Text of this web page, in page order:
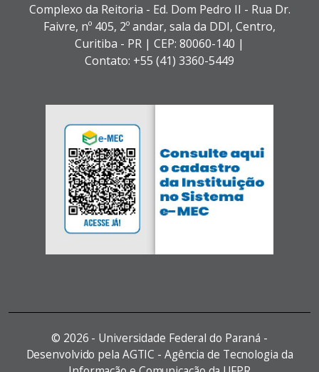
Complexo da Reitoria - Ed. Dom Pedro II - Rua Dr.
Faivre, nº 405, 2º andar, sala da DDI, Centro,
Curitiba - PR | CEP: 80060-140 |
Contato: +55 (41) 3360-5449
© 2026 - Universidade Federal do Paraná -
Desenvolvido pela AGTIC - Agência de Tecnologia da